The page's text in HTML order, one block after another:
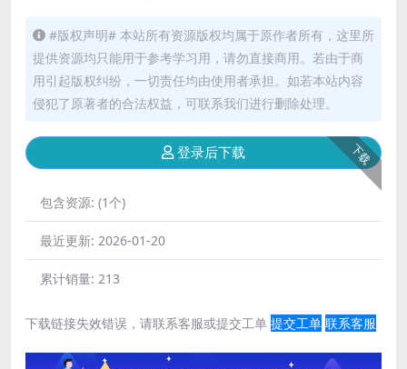
#版权声明# 本站所有资源版权均属于原作者所有，这里所
提供资源均只能用于参考学习用，请勿直接商用。若由于商
用引起版权纠纷，一切责任均由使用者承担。如若本站内容
侵犯了原著者的合法权益，可联系我们进行删除处理。
下载
登录后下载
包含资源: (1个)
最近更新: 2026-01-20
累计销量: 213
下载链接失效错误，请联系客服或提交工单 提交工单 联系客服